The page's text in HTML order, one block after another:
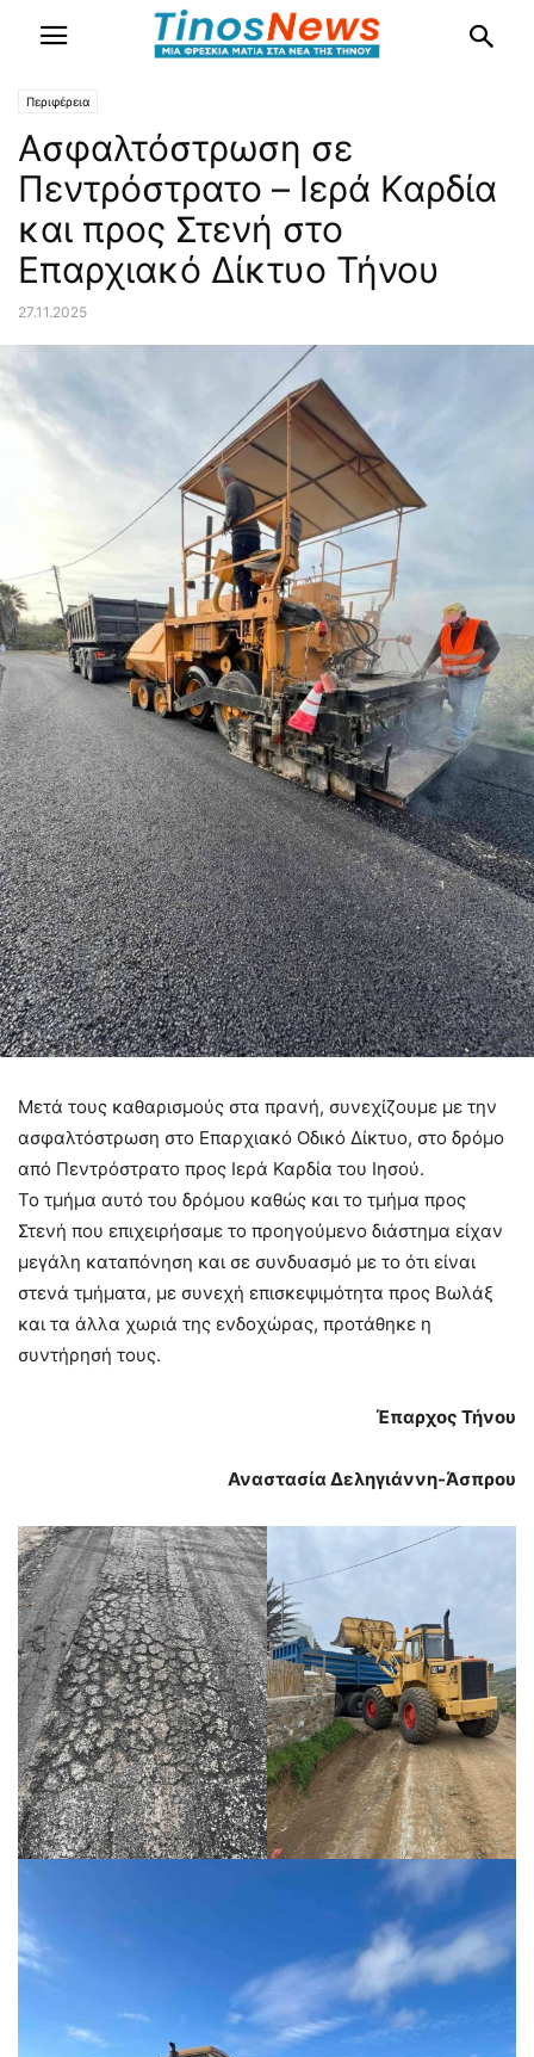
Περιφέρεια
Ασφαλτόστρωση σε
Πεντρόστρατο – Ιερά Καρδία
και προς Στενή στο
Επαρχιακό Δίκτυο Τήνου
27.11.2025
Μετά τους καθαρισμούς στα πρανή, συνεχίζουμε με την
ασφαλτόστρωση στο Επαρχιακό Οδικό Δίκτυο, στο δρόμο
από Πεντρόστρατο προς Ιερά Καρδία του Ιησού.
Το τμήμα αυτό του δρόμου καθώς και το τμήμα προς
Στενή που επιχειρήσαμε το προηγούμενο διάστημα είχαν
μεγάλη καταπόνηση και σε συνδυασμό με το ότι είναι
στενά τμήματα, με συνεχή επισκεψιμότητα προς Βωλάξ
και τα άλλα χωριά της ενδοχώρας, προτάθηκε η
συντήρησή τους.
Έπαρχος Τήνου
Αναστασία Δεληγιάννη-Άσπρου